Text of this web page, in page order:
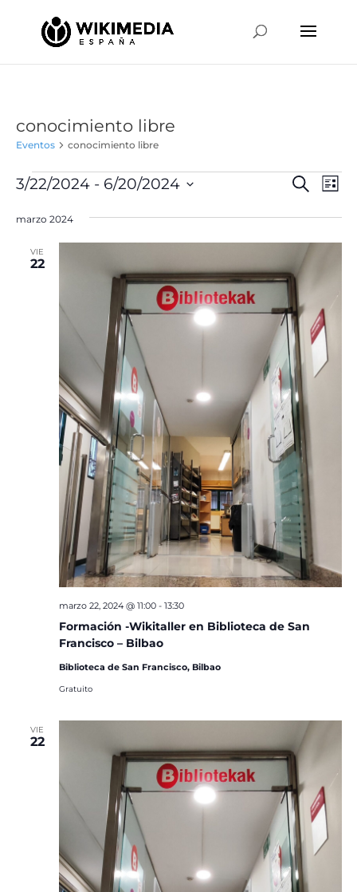
conocimiento libre
Eventos conocimiento libre
Eventos
y
vistas
de
Buscar
de
Lista
3/22/2024 - 6/20/2024
la
marzo 2024
VIE
22
Formación -Wikitaller en Biblioteca de San
Francisco – Bilbao
marzo 22, 2024 @ 11:00- 13:30
Biblioteca de San Francisco, Bilbao
Gratuito
VIE
22